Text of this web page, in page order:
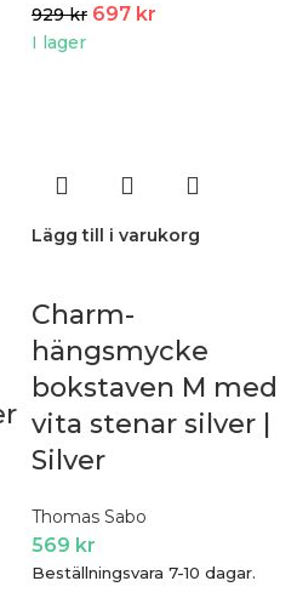
929kr 697 kr
I lager
Lägg till i varukorg
Charm-
hängsmycke
bokstaven M med
vita stenar silver |
Silver
Thomas Sabo
569 kr
Beställningsvara 7-10 dagar.